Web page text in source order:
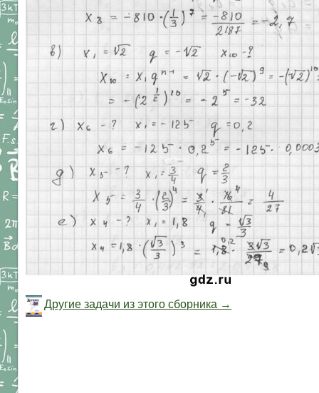
Другие задачи из этого сборника →